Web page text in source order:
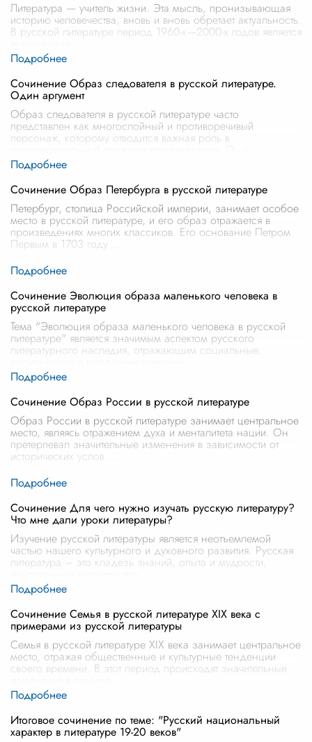
Литература — учитель жизни. Эта мысль, пронизывающая
историю человечества, вновь и вновь обретает актуальность.
В русской литературе период 1960-х—2000-х годов является
Сочинение Образ следователя в русской литературе.
Один аргумент
Образ следователя в русской литературе часто
представлен как многослойный и противоречивый
персонаж, которому отводится важная роль в
Сочинение Образ Петербурга в русской литературе
Петербург, столица Российской империи, занимает особое
место в русской литературе, и его образ отражается в
произведениях многих классиков. Его основание Петром
Первым в 1703 году
Сочинение Эволюция образа маленького человека в
русской литературе
Тема "Эволюция образа маленького человека в русской
литературе" является значимым аспектом русского
литературного наследия, отражающим социальные,
Сочинение Образ России в русской литературе
Образ России в русской литературе занимает центральное
место, являясь отражением духа и менталитета нации. Он
претерпевал значительные изменения в зависимости от
исторических услов
Сочинение Для чего нужно изучать русскую литературу?
Что мне дали уроки литературы?
Изучение русской литературы является неотъемлемой
частью нашего культурного и духовного развития. Русская
литература – это кладезь знаний, опыта и мудрости,
Сочинение Семья в русской литературе XIX века с
примерами из русской литературы
Семья в русской литературе XIX века занимает центральное
место, отражая общественные и культурные тенденции
своего времени. В этот период происходят значительные
Итоговое сочинение по теме: "Русский национальный
характер в литературе 19-20 веков"